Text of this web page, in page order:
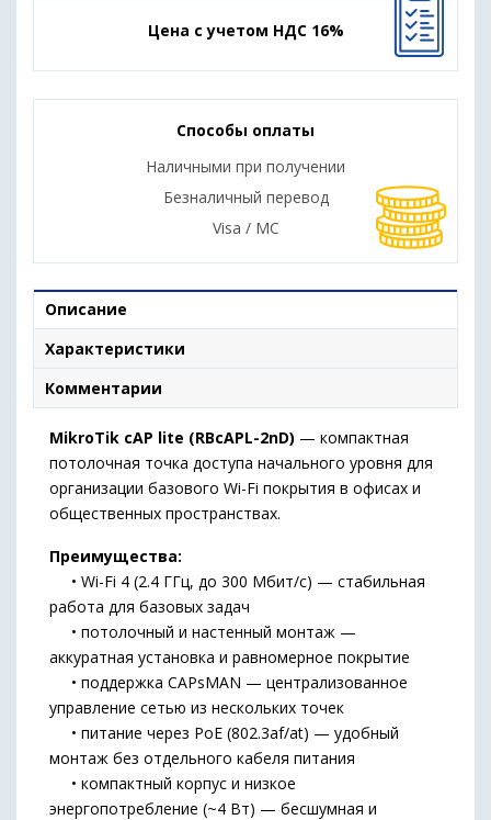
Цена с учетом НДС 16%
Способы оплаты
Наличными при получении
Безналичный перевод
Visa / MC
Описание
Характеристики
Комментарии
MikroTik cAP lite (RBcAPL-2nD) — компактная
потолочная точка доступа начального уровня для
организации базового Wi-Fi покрытия в офисах и
общественных пространствах.
Преимущества:
• Wi-Fi 4 (2.4 ГГц, до 300 Мбит/с) — стабильная
работа для базовых задач
• потолочный и настенный монтаж —
аккуратная установка и равномерное покрытие
• поддержка CAPsMAN — централизованное
управление сетью из нескольких точек
• питание через PoE (802.3af/at) — удобный
монтаж без отдельного кабеля питания
• компактный корпус и низкое
энергопотребление (~4 Вт) — бесшумная и